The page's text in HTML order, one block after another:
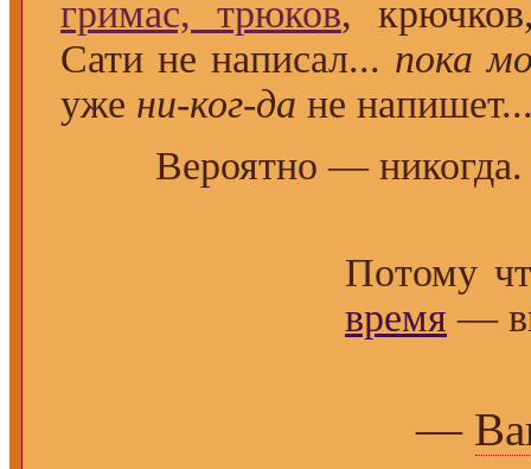
гримас, трюков,
Сати не написал... пока
уже ни-ког-да не
Вероятно — никогда.
Потому
время —
—